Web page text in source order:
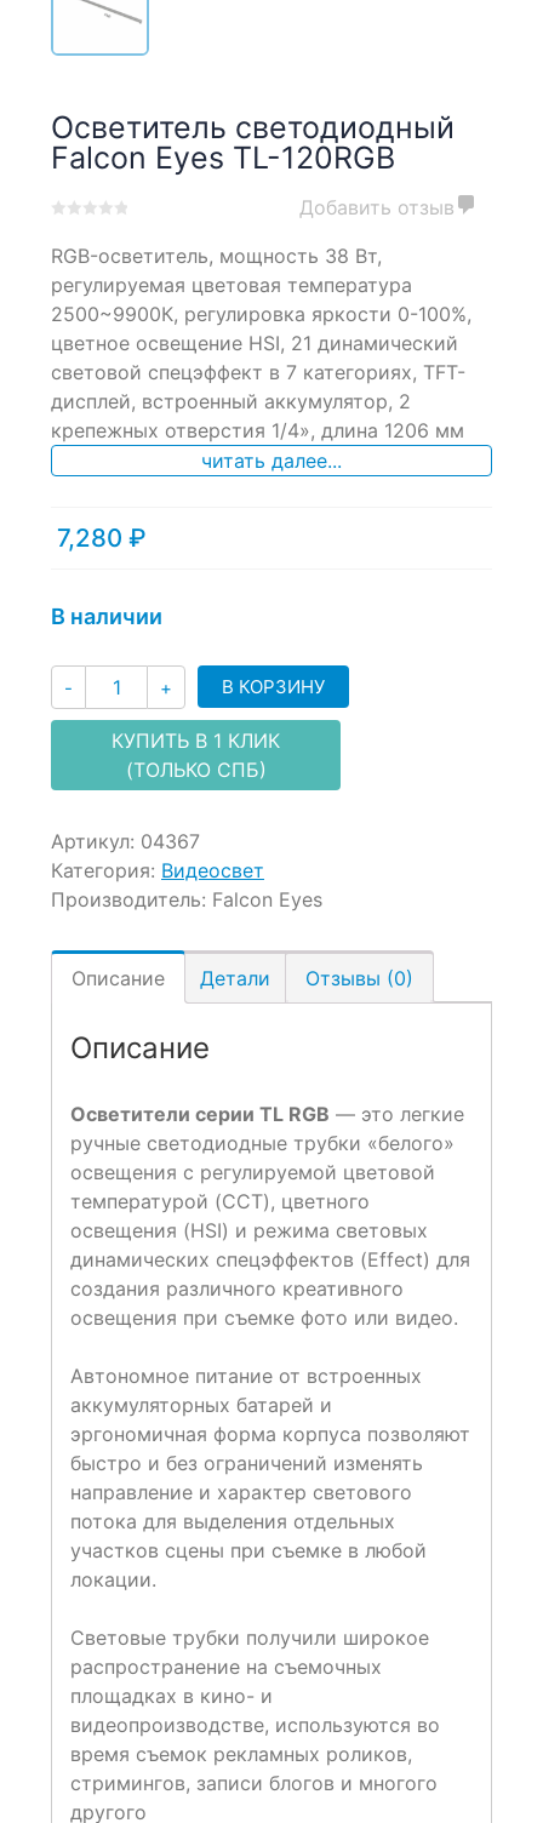
Осветитель светодиодный
Falcon Eyes TL-120RGB
out
based
on
customer
ratings
Добавить отзыв
RGB-осветитель, мощность 38 Вт,
регулируемая цветовая температура
2500~9900К, регулировка яркости 0-100%,
цветное освещение HSI, 21 динамический
световой спецэффект в 7 категориях, TFT-
дисплей, встроенный аккумулятор, 2
крепежных отверстия 1/4», длина 1206 мм
читать далее...
7,280 ₽
В наличии
- Количество
+ В КОРЗИНУ
КУПИТЬ В 1 КЛИК
(ТОЛЬКО СПБ)
Артикул: 04367
Категория: Видеосвет
Производитель: Falcon Eyes
Описание Детали Отзывы (0)
Описание
Осветители серии TL RGB — это легкие
ручные светодиодные трубки «белого»
освещения с регулируемой цветовой
температурой (CCT), цветного
освещения (HSI) и режима световых
динамических спецэффектов (Effect) для
создания различного креативного
освещения при съемке фото или видео.
Автономное питание от встроенных
аккумуляторных батарей и
эргономичная форма корпуса позволяют
быстро и без ограничений изменять
направление и характер светового
потока для выделения отдельных
участков сцены при съемке в любой
локации.
Световые трубки получили широкое
распространение на съемочных
площадках в кино- и
видеопроизводстве, используются во
время съемок рекламных роликов,
стримингов, записи блогов и многого
другого